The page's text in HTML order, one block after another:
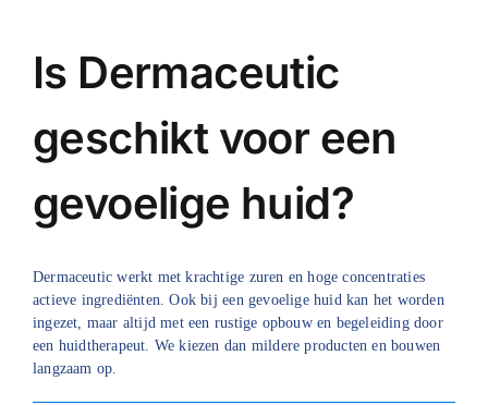
Blog
Over ons
Afspraak maken
Is Dermaceutic
geschikt voor een
gevoelige huid?
Dermaceutic werkt met krachtige zuren en hoge concentraties
actieve ingrediënten. Ook bij een gevoelige huid kan het worden
ingezet, maar altijd met een rustige opbouw en begeleiding door
een huidtherapeut. We kiezen dan mildere producten en bouwen
langzaam op.